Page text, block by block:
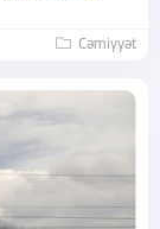
Cəmiyyət